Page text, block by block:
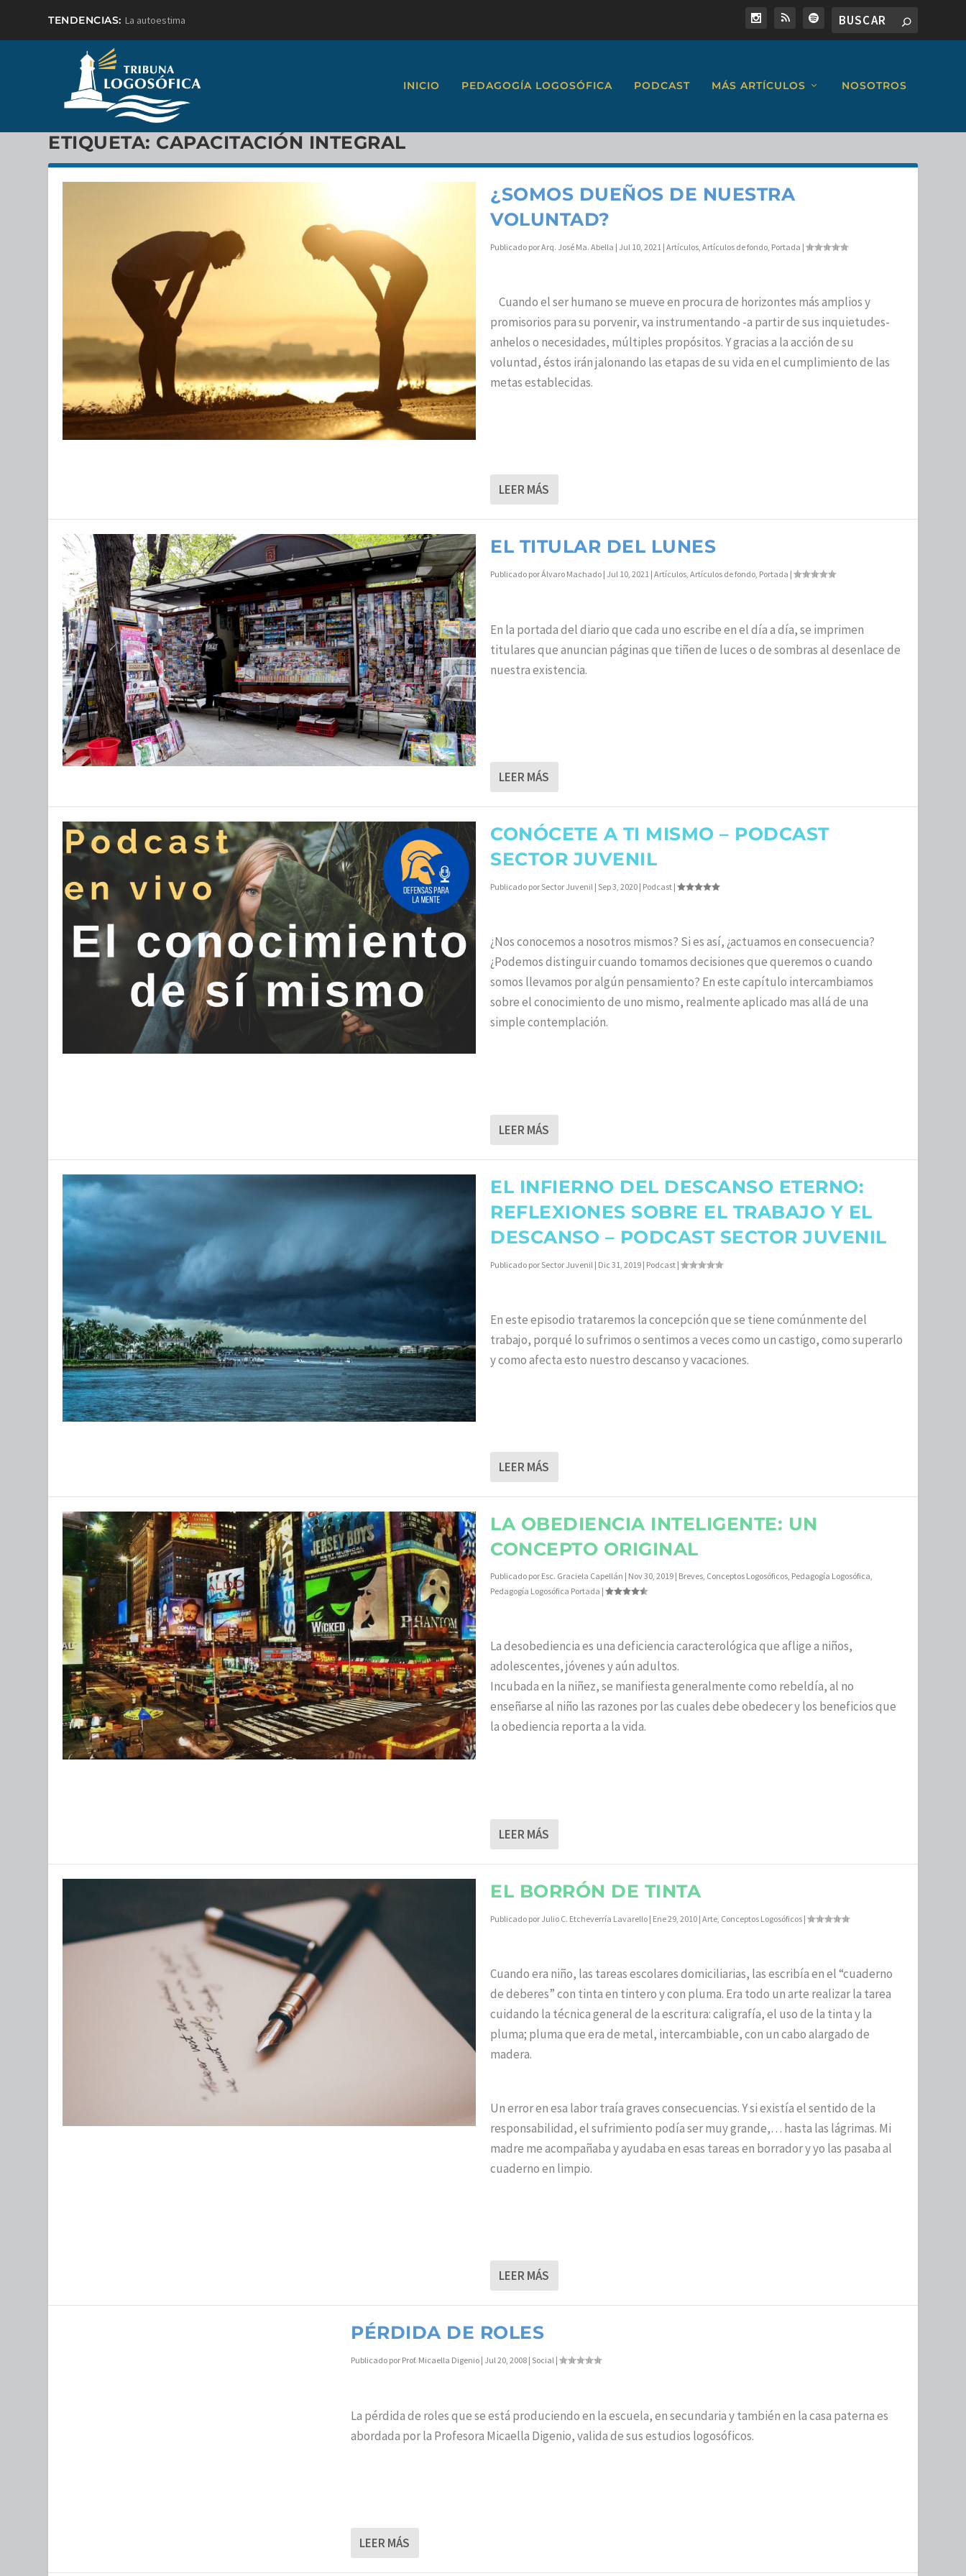
TENDENCIAS: La autoestima
INICIO PEDAGOGÍA LOGOSÓFICA PODCAST MÁS ARTÍCULOS NOSOTROS
ETIQUETA: CAPACITACIÓN INTEGRAL
¿SOMOS DUEÑOS DE NUESTRA
VOLUNTAD?
Publicado porArq. José Ma. Abella | Jul 10, 2021 | Artículos Artículos de fondo Portada |
Cuando el ser humano se mueve en procura de horizontes más amplios y
promisorios para su porvenir, va instrumentando -a partir de sus inquietudes-
anhelos o necesidades, múltiples propósitos. Y gracias a la acción de su
voluntad, éstos irán jalonando las etapas de su vida en el cumplimiento de las
metas establecidas.
LEER MÁS
EL TITULAR DEL LUNES
Publicado porÁlvaro Machado | Jul 10, 2021 | Artículos, Artículos de fondo, Portada |
En la portada del diario que cada uno escribe en el día a día, se imprimen
titulares que anuncian páginas que tiñen de luces o de sombras al desenlace de
nuestra existencia.
LEER MÁS
CONÓCETE A TI MISMO – PODCAST
SECTOR JUVENIL
Publicado por Sector Juvenil | Sep 3, 2020 | Podcast |
¿Nos conocemos a nosotros mismos? Si es así, ¿actuamos en consecuencia?
¿Podemos distinguir cuando tomamos decisiones que queremos o cuando
somos llevamos por algún pensamiento? En este capítulo intercambiamos
sobre el conocimiento de uno mismo, realmente aplicado mas allá de una
simple contemplación.
LEER MÁS
EL INFIERNO DEL DESCANSO ETERNO:
REFLEXIONES SOBRE EL TRABAJO Y EL
DESCANSO – PODCAST SECTOR JUVENIL
Publicado por Sector Juvenil | Dic 31, 2019 | Podcast |
En este episodio trataremos la concepción que se tiene comúnmente del
trabajo, porqué lo sufrimos o sentimos a veces como un castigo, como superarlo
y como afecta esto nuestro descanso y vacaciones.
LEER MÁS
LA OBEDIENCIA INTELIGENTE: UN
CONCEPTO ORIGINAL
Publicado por Esc. Graciela Capellán | Nov 30, 2019 | Breves, Conceptos Logosóficos, Pedagogía Logosófica,
Pedagogía Logosófica Portada |
La desobediencia es una deficiencia caracterológica que aflige a niños,
adolescentes, jóvenes y aún adultos.
Incubada en la niñez, se manifiesta generalmente como rebeldía, al no
enseñarse al niño las razones por las cuales debe obedecer y los beneficios que
la obediencia reporta a la vida.
LEER MÁS
EL BORRÓN DE TINTA
Publicado por Julio C. Etcheverría Lavarello | Ene 29, 2010 | Arte Conceptos Logosóficos |
Cuando era niño, las tareas escolares domiciliarias, las escribía en el “cuaderno
de deberes” con tinta en tintero y con pluma. Era todo un arte realizar la tarea
cuidando la técnica general de la escritura: caligrafía, el uso de la tinta y la
pluma; pluma que era de metal, intercambiable, con un cabo alargado de
madera.
Un error en esa labor traía graves consecuencias. Y si existía el sentido de la
responsabilidad, el sufrimiento podía ser muy grande,… hasta las lágrimas. Mi
madre me acompañaba y ayudaba en esas tareas en borrador y yo las pasaba al
cuaderno en limpio.
LEER MÁS
PÉRDIDA DE ROLES
Publicado por Prof. Micaella Digenio | Jul 20, 2008 | Social |
La pérdida de roles que se está produciendo en la escuela, en secundaria y también en la casa paterna es
abordada por la Profesora Micaella Digenio, valida de sus estudios logosóficos.
LEER MÁS